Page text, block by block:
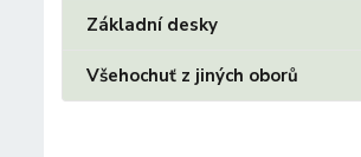
Základní desky
Všehochuť z jiných oborů